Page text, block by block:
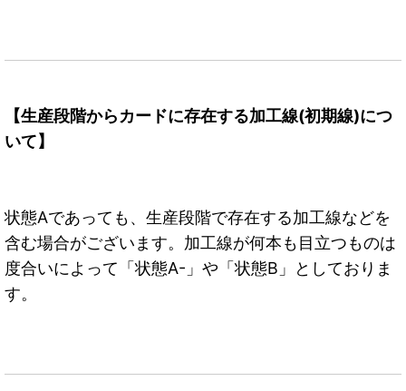
【生産段階からカードに存在する加工線(初期線)につ
いて】
状態Aであっても、生産段階で存在する加工線などを
含む場合がございます。加工線が何本も目立つものは
度合いによって「状態A-」や「状態B」としておりま
す。